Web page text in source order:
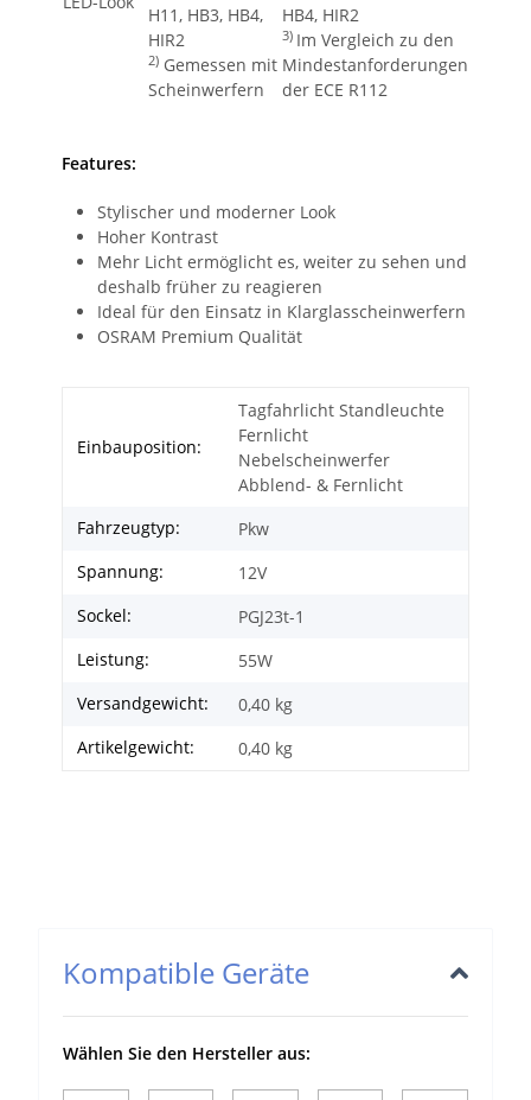
H11, HB3, HB4,
HIR2
2) Gemessen mit
Scheinwerfern
HB4, HIR2
3) Im Vergleich zu den
Mindestanforderungen
der ECE R112
Features:
Stylischer und moderner Look
Hoher Kontrast
Mehr Licht ermöglicht es, weiter zu sehen und
deshalb früher zu reagieren
Ideal für den Einsatz in Klarglasscheinwerfern
OSRAM Premium Qualität
Einbauposition:
Tagfahrlicht Standleuchte
Fernlicht
Nebelscheinwerfer
Abblend- & Fernlicht
Fahrzeugtyp:
Pkw
Spannung:
12V
Sockel:
PGJ23t-1
Leistung:
55W
Versandgewicht:
0,40 kg
Artikelgewicht:
0,40 kg
Kompatible Geräte
Wählen Sie den Hersteller aus: